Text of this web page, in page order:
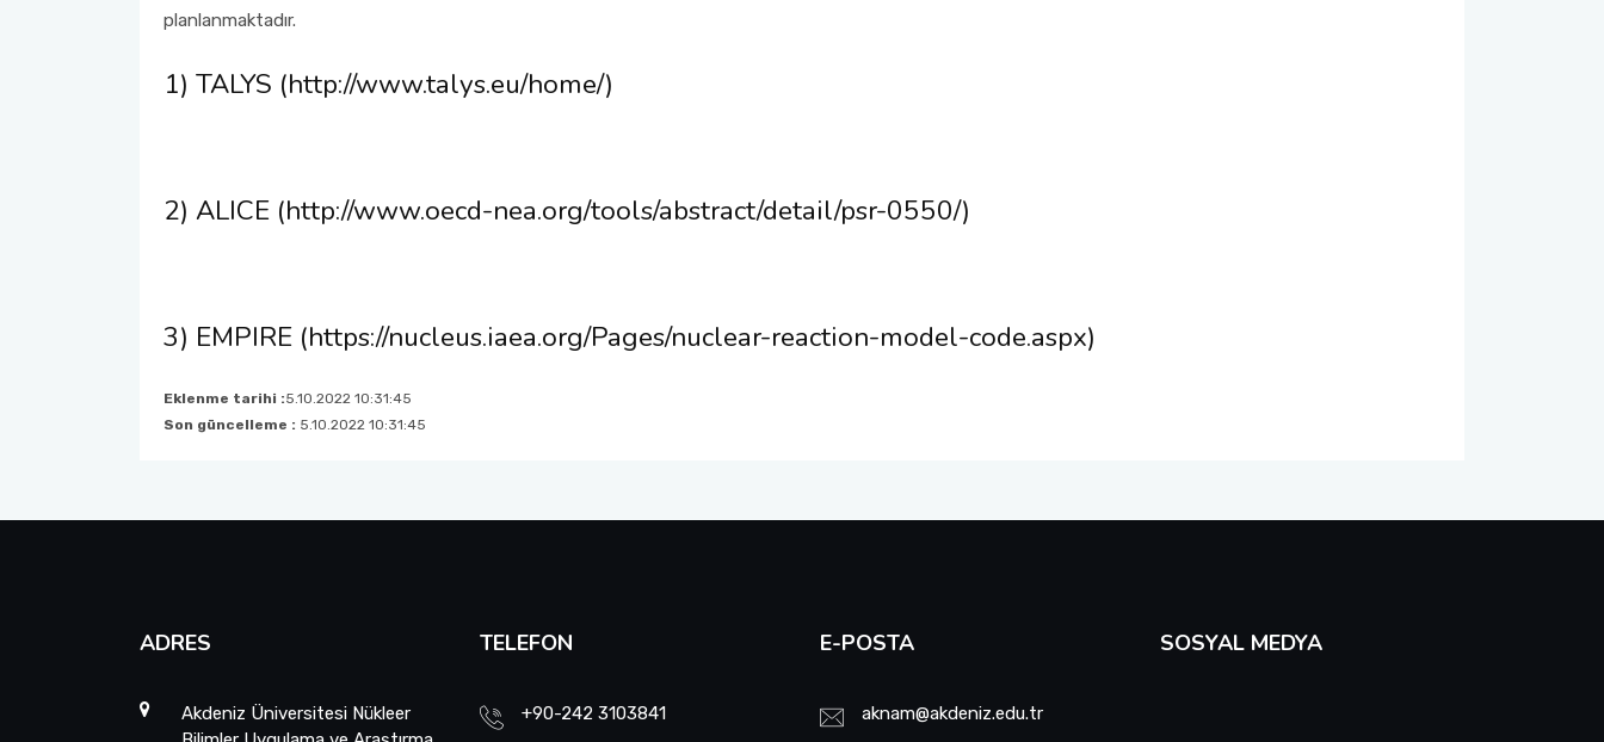
planlanmaktadır.
1) TALYS (http://www.talys.eu/home/)
2) ALICE (http://www.oecd-nea.org/tools/abstract/detail/psr-0550/)
3) EMPIRE (https://nucleus.iaea.org/Pages/nuclear-reaction-model-code.aspx)
Eklenme tarihi :5.10.2022 10:31:45
Son güncelleme : 5.10.2022 10:31:45
ADRES
Akdeniz Üniversitesi Nükleer
TELEFON
+90-242 3103841
E-POSTA
aknam@akdeniz.edu.tr
SOSYAL MEDYA